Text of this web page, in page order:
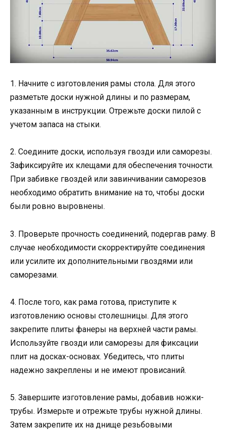
1. Начните с изготовления рамы стола. Для этого
разметьте доски нужной длины и по размерам,
указанным в инструкции. Отрежьте доски пилой с
учетом запаса на стыки.
2. Соедините доски, используя гвозди или саморезы.
Зафиксируйте их клещами для обеспечения точности.
При забивке гвоздей или завинчивании саморезов
необходимо обратить внимание на то, чтобы доски
были ровно выровнены.
3. Проверьте прочность соединений, подергав раму. В
случае необходимости скорректируйте соединения
или усилите их дополнительными гвоздями или
саморезами.
4. После того, как рама готова, приступите к
изготовлению основы столешницы. Для этого
закрепите плиты фанеры на верхней части рамы.
Используйте гвозди или саморезы для фиксации
плит на досках-основах. Убедитесь, что плиты
надежно закреплены и не имеют провисаний.
5. Завершите изготовление рамы, добавив ножки-
трубы. Измерьте и отрежьте трубы нужной длины.
Затем закрепите их на днище резьбовыми